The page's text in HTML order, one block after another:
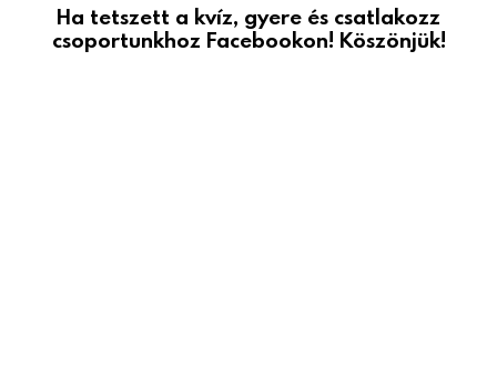
Ha tetszett a kvíz, gyere és csatlakozz
csoportunkhoz Facebookon! Köszönjük!